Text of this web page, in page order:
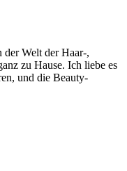
der Welt der Haar-,
zu Hause. Ich liebe es
und die Beauty-